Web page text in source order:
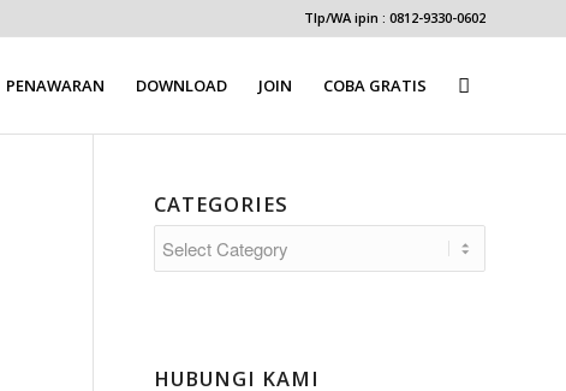
Tlp/WA ipin : 0812-9330-0602
PENAWARAN DOWNLOAD JOIN COBA GRATIS
CATEGORIES
Categories
HUBUNGI KAMI